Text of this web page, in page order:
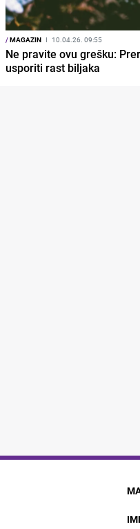
/MAGAZIN I 10.04.26. 09:55
Ne pravite ovu grešku:
usporiti rast biljaka